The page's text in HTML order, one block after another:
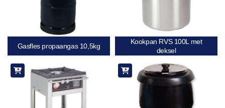
Gasfles propaangas 10,5kg
Kookpan RVS 100L met
deksel